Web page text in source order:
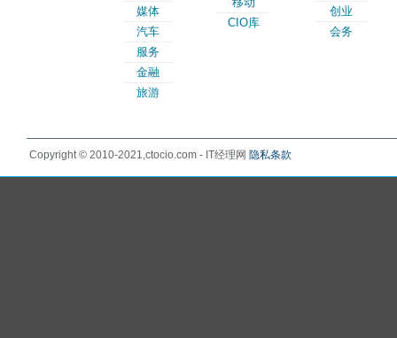
媒体
汽车
服务
金融
旅游
CIO库
创业
会务
Copyright © 2010-2021,ctocio.com - IT经理网 隐私条款